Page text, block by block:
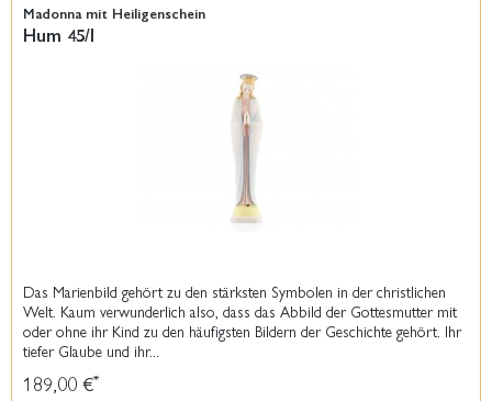
Madonna mit Heiligenschein
Hum 45/I
Das Marienbild gehört zu den stärksten Symbolen in der christlichen
Welt. Kaum verwunderlich also, dass das Abbild der Gottesmutter mit
oder ohne ihr Kind zu den häufigsten Bildern der Geschichte gehört. Ihr
tiefer Glaube und ihr...
189,00 €*